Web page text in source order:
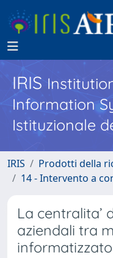
IRIS
Information
Istituzionale
IRIS
Prodotti della
14 - Intervento a
La centralita’
aziendali tra